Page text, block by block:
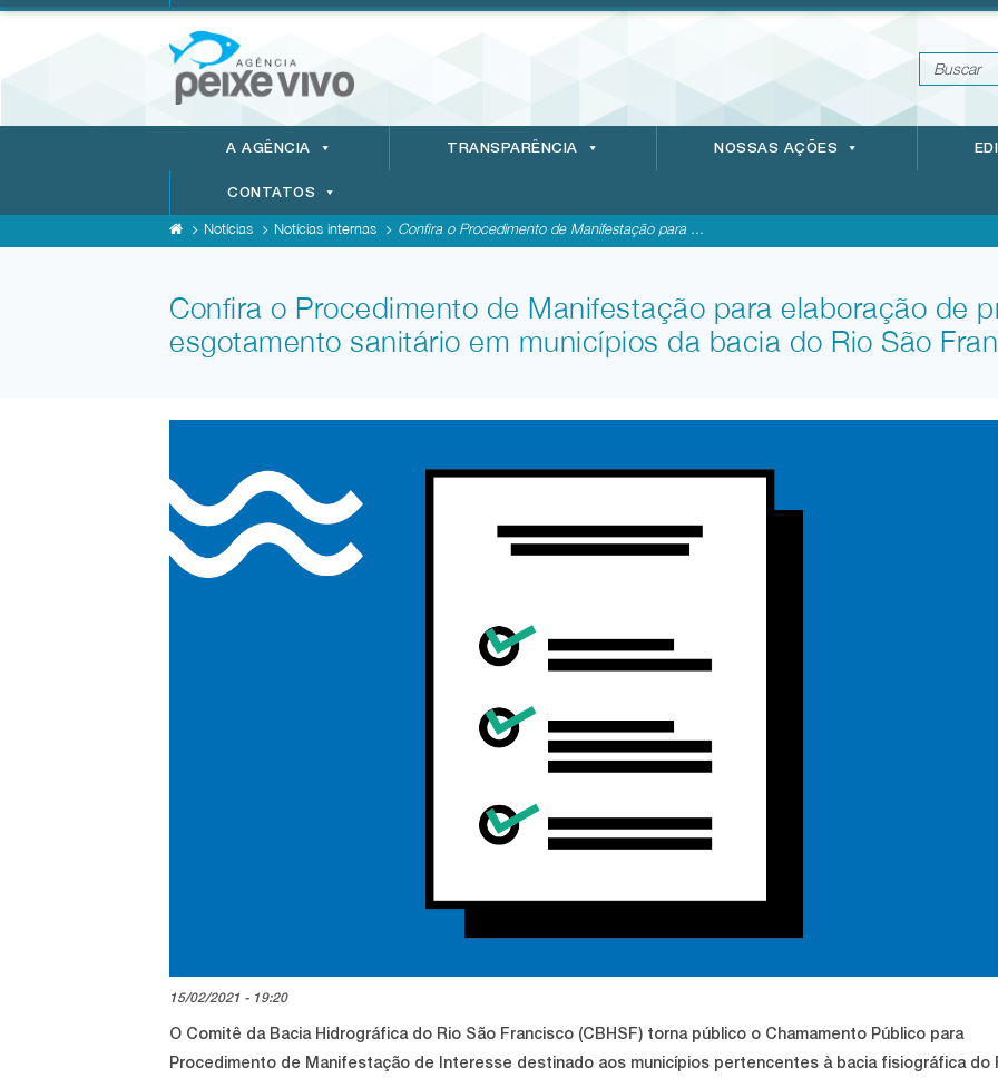
A AGÊNCIA TRANSPARÊNCIA NOSSAS AÇÕES
CONTATOS
Notícias Notícias internas Confira o Procedimento de Manifestação para ...
Confira o Procedimento de Manifestação para elaboração de
esgotamento sanitário em municípios da bacia do Rio São
15/02/2021 - 19:20
O Comitê da Bacia Hidrográfica do Rio São Francisco (CBHSF) torna público o Chamamento Público para
Procedimento de Manifestação de Interesse destinado aos municípios pertencentes à bacia fisiográfica do